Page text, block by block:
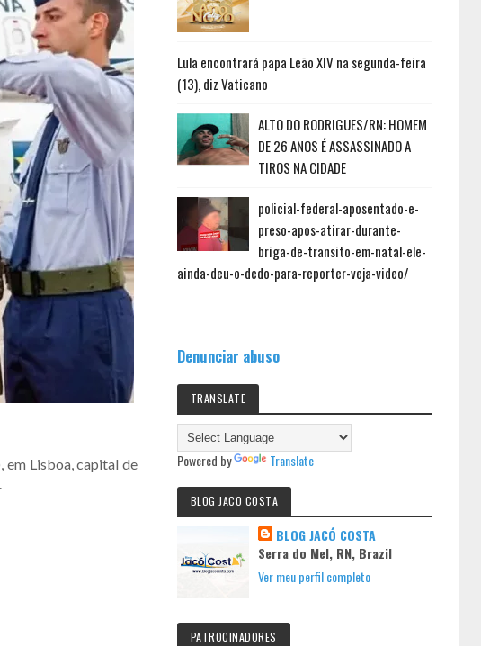
em Lisboa, capital de
Lula encontrará papa Leão XIV na segunda-feira
(13), diz Vaticano
ALTO DO RODRIGUES/RN: HOMEM
DE 26 ANOS É ASSASSINADO A
TIROS NA CIDADE
policial-federal-aposentado-e-
preso-apos-atirar-durante-
briga-de-transito-em-natal-ele-
ainda-deu-o-dedo-para-reporter-veja-video/
Denunciar abuso
TRANSLATE
Powered by Translate
BLOG JACO COSTA
BLOG JACÓ COSTA
Serra do Mel, RN, Brazil
Ver meu perfil completo
PATROCINADORES